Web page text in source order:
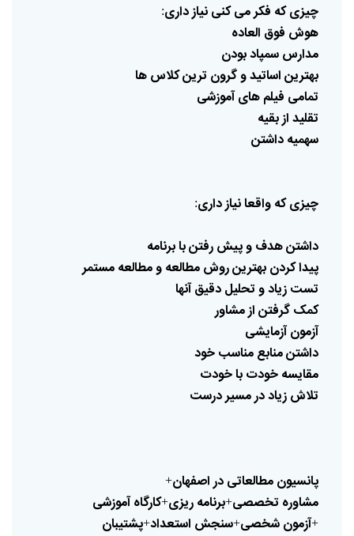
چیزیکه فکرمیکنینیازداری:
هوش فوق العاده
مدارسسمپادبودن
بهتریناساتیدوگرون ترینکلاسها
تمامی فیلمهایآموزشی
تقلیدازبقیه
سهمیهداشتن
چیزیکهواقعانیازداری:
داشتنهدفوپیشرفتنبابرنامه
پیداکردنبهترینروشمطالعهومطالعهمستمر
تستزیادوتحلیلدقیقآنها
کمکگرفتنازمشاور
آزمونآزمایشی
داشتنمنابعمناسبخود
مقایسهخودتباخودت
تلاشزیاددرمسیردرست
پانسیونمطالعاتیدراصفهان+
مشاوره تخصصی+برنامهریزی+کارگاهآموزشی
+آزمونشخصی+سنجش استعداد+پشتیبان